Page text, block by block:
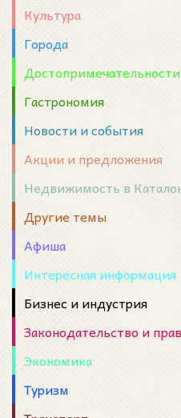
Культура
Города
Достопримечательности
Гастрономия
Новости и события
Акции и предложения
Недвижимость в
Другие темы
Афиша
Интересная информация
Бизнес и индустрия
Законодательство и
Экономика
Туризм